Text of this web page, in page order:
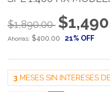
$1,890.00
Ahorras: $400.00 21% OFF
3 MESES SIN INTERESES DE